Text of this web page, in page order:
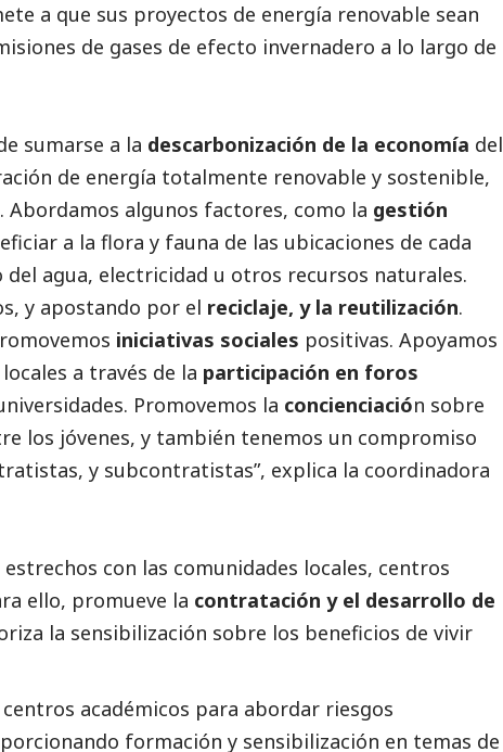
a que sus proyectos de energía renovable sean
de gases de efecto invernadero a lo largo de
sumarse a la descarbonización de la economía del
de energía totalmente renovable y sostenible,
Abordamos algunos factores, como la gestión
a la flora y fauna de las ubicaciones de cada
agua, electricidad u otros recursos naturales.
y apostando por el reciclaje, y la reutilización.
iniciativas sociales positivas. Apoyamos
a través de la participación en foros
Promovemos la concienciación sobre
los jóvenes, y también tenemos un compromiso
y subcontratistas”, explica la coordinadora
con las comunidades locales, centros
ello, promueve la contratación y el desarrollo de
la sensibilización sobre los beneficios de vivir
académicos para abordar riesgos
formación y sensibilización en temas de